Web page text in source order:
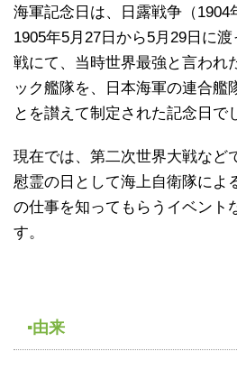
海軍記念日は、日露戦争（1904
1905年5月27日から5月29日に
戦にて、当時世界最強と言われ
ック艦隊を、日本海軍の連合艦
とを讃えて制定された記念日で
現在では、第二次世界大戦など
慰霊の日として海上自衛隊によ
の仕事を知ってもらうイベント
す。
▪由来